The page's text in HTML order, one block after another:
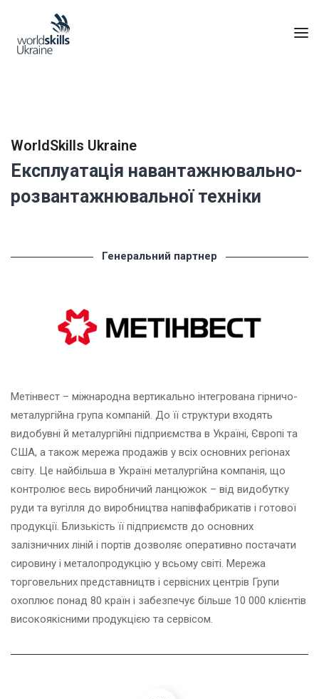
WorldSkills Ukraine
Експлуатація навантажнювально-
розвантажнювальної техніки
Генеральний партнер
Метінвест – міжнародна вертикально інтегрована гірничо-
металургійна група компаній. До її структури входять
видобувні й металургійні підприємства в Україні, Європі та
США, а також мережа продажів у всіх основних регіонах
світу. Це найбільша в Україні металургійна компанія, що
контролює весь виробничий ланцюжок – від видобутку
руди та вугілля до виробництва напівфабрикатів і готової
продукції. Близькість її підприємств до основних
залізничних ліній і портів дозволяє оперативно постачати
сировину і металопродукцію у всьому світі. Мережа
торговельних представництв і сервісних центрів Групи
охоплює понад 80 країн і забезпечує більше 10 000 клієнтів
високоякісними продукцією та сервісом.